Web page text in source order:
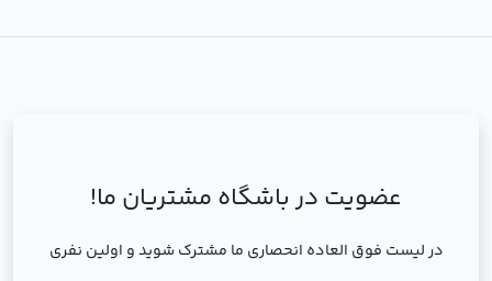
عضویت در باشگاه مشتریان ما!
در لیست فوق العاده انحصاری ما مشترک شوید و اولین نفری